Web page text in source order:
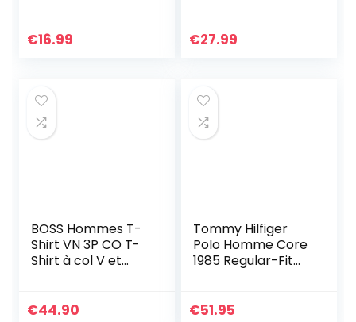
Large Noir
€16.99
Business
€27.99
BOSS Hommes T-
Shirt VN 3P CO T-
Shirt à col V et
€44.90
Tommy Hilfiger
Polo Homme Core
1985 Regular-Fit
€51.95